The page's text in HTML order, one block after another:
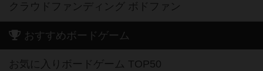
クラウドファンディング ボドファン
おすすめボードゲーム
お気に入りボードゲーム TOP50